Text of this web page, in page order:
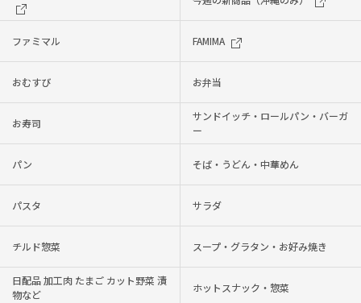
ファミマル FAMIMA
おむすび お弁当
お寿司
サンドイッチ・ロールパン・バーガ
ー
パン そば・うどん・中華めん
パスタ サラダ
チルド惣菜 スープ・グラタン・お好み焼き
日配品 加工肉 たまご カット野菜 漬
物など
ホットスナック・惣菜